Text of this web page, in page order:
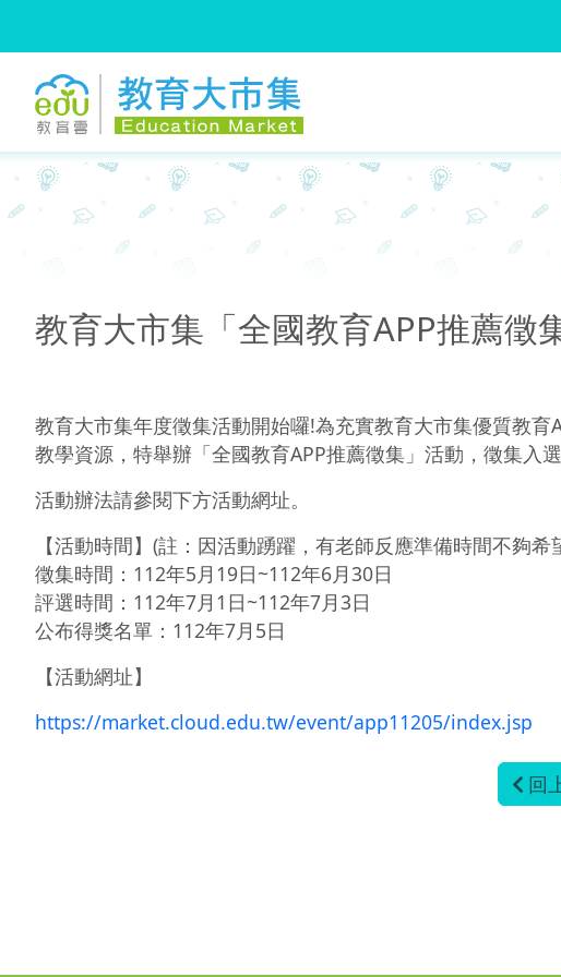
教育大市集「全國教育APP推薦徵
教育大市集年度徵集活動開始囉!為充實教育大市集優質教
教學資源，特舉辦「全國教育APP推薦徵集」活動，徵集入
活動辦法請參閱下方活動網址。
【活動時間】(註：因活動踴躍，有老師反應準備時間不夠
徵集時間：112年5月19日~112年6月30日
評選時間：112年7月1日~112年7月3日
公布得獎名單：112年7月5日
【活動網址】
https://market.cloud.edu.tw/event/app11205/index.jsp
回